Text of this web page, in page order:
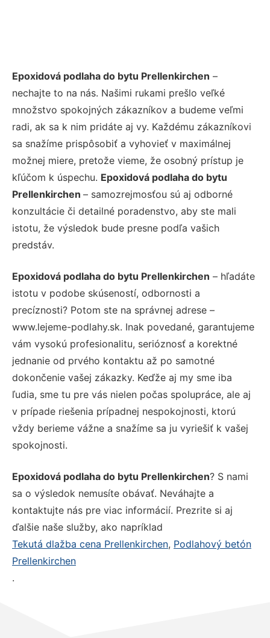
Epoxidová podlaha do bytu Prellenkirchen –
nechajte to na nás. Našimi rukami prešlo veľké
množstvo spokojných zákazníkov a budeme veľmi
radi, ak sa k nim pridáte aj vy. Každému zákazníkovi
sa snažíme prispôsobiť a vyhovieť v maximálnej
možnej miere, pretože vieme, že osobný prístup je
kľúčom k úspechu. Epoxidová podlaha do bytu
Prellenkirchen – samozrejmosťou sú aj odborné
konzultácie či detailné poradenstvo, aby ste mali
istotu, že výsledok bude presne podľa vašich
predstáv.
Epoxidová podlaha do bytu Prellenkirchen – hľadáte
istotu v podobe skúseností, odbornosti a
precíznosti? Potom ste na správnej adrese –
www.lejeme-podlahy.sk. Inak povedané, garantujeme
vám vysokú profesionalitu, serióznosť a korektné
jednanie od prvého kontaktu až po samotné
dokončenie vašej zákazky. Keďže aj my sme iba
ľudia, sme tu pre vás nielen počas spolupráce, ale aj
v prípade riešenia prípadnej nespokojnosti, ktorú
vždy berieme vážne a snažíme sa ju vyriešiť k vašej
spokojnosti.
Epoxidová podlaha do bytu Prellenkirchen? S nami
sa o výsledok nemusíte obávať. Neváhajte a
kontaktujte nás pre viac informácií. Prezrite si aj
ďalšie naše služby, ako napríklad
Tekutá dlažba cena Prellenkirchen, Podlahový betón
Prellenkirchen
.